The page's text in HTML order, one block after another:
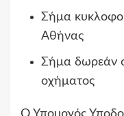
Σήμα
Αθήνας
Σήμα δωρεάν
οχήματος